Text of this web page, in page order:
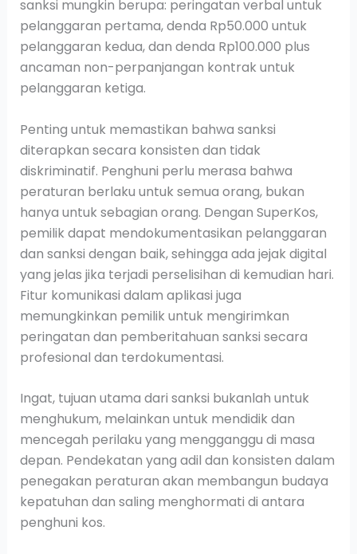
sanksi mungkin berupa: peringatan verbal untuk
pelanggaran pertama, denda Rp50.000 untuk
pelanggaran kedua, dan denda Rp100.000 plus
ancaman non-perpanjangan kontrak untuk
pelanggaran ketiga.
Penting untuk memastikan bahwa sanksi
diterapkan secara konsisten dan tidak
diskriminatif. Penghuni perlu merasa bahwa
peraturan berlaku untuk semua orang, bukan
hanya untuk sebagian orang. Dengan SuperKos,
pemilik dapat mendokumentasikan pelanggaran
dan sanksi dengan baik, sehingga ada jejak digital
yang jelas jika terjadi perselisihan di kemudian hari.
Fitur komunikasi dalam aplikasi juga
memungkinkan pemilik untuk mengirimkan
peringatan dan pemberitahuan sanksi secara
profesional dan terdokumentasi.
Ingat, tujuan utama dari sanksi bukanlah untuk
menghukum, melainkan untuk mendidik dan
mencegah perilaku yang mengganggu di masa
depan. Pendekatan yang adil dan konsisten dalam
penegakan peraturan akan membangun budaya
kepatuhan dan saling menghormati di antara
penghuni kos.